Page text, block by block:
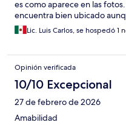
es como aparece en las
encuentra bien ubicado
los ruidos de la calle.
Lic. Luis Carlos, se hospedó 1
Opinión verificada
10/10 Excepcional
27 de febrero de 2026
Amabilidad